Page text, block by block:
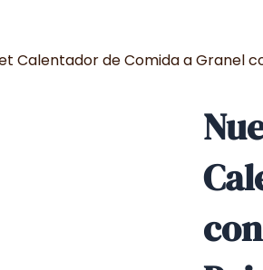
Calentador de Comida a Granel